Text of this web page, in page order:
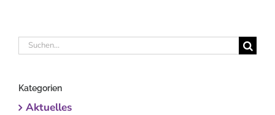
Suche
Kategorien
Aktuelles